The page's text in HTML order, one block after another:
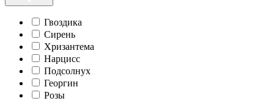
Гвоздика
Сирень
Хризантема
Нарцисс
Подсолнух
Георгин
Розы